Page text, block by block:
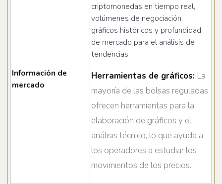
Información de
mercado
criptomonedas en tiempo real,
volúmenes de negociación,
gráficos históricos y profundidad
de mercado para el análisis de
tendencias.
Herramientas de gráficos: La
mayoría de las bolsas reguladas
ofrecen herramientas para la
elaboración de gráficos y el
análisis técnico, lo que ayuda a
los operadores a estudiar los
movimientos de los precios.